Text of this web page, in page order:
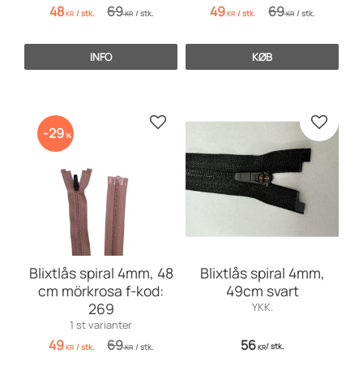
48KR /stk. 69KR /stk.
INFO
49KR /stk. 69KR /stk.
KØB
Blixtlås spiral 4mm, 48
cm mörkrosa f-kod:
269
1 st varianter
49KR /stk. 69KR /stk.
29% Gem som favorit
Blixtlås spiral 4mm,
49cm svart
YKK.
56KR/stk.
Gem